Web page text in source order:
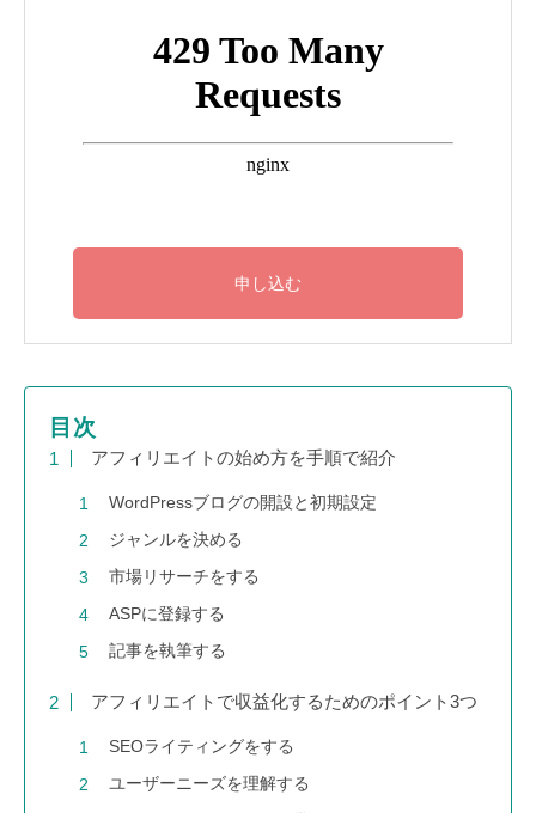
目次
アフィリエイトの始め方を手順で紹介
WordPressブログの開設と初期設定
ジャンルを決める
市場リサーチをする
ASPに登録する
記事を執筆する
アフィリエイトで収益化するためのポイント3つ
SEOライティングをする
ユーザーニーズを理解する